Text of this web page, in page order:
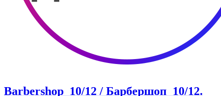
Barbershop_10/12 / Барбершоп_10/12.